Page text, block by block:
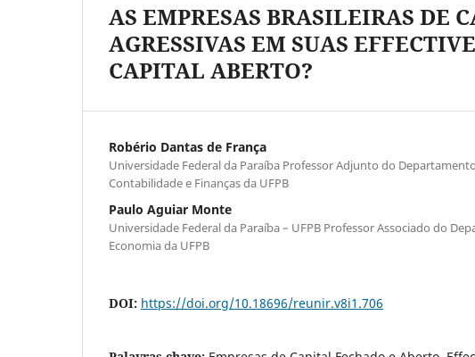
AS EMPRESAS BRASILEIRAS DE
AGRESSIVAS EM SUAS
CAPITAL ABERTO?
Robério Dantas de França
Universidade Federal da Paraíba Professor Adjunto do
Contabilidade e Finanças da UFPB
Paulo Aguiar Monte
Universidade Federal da Paraíba – UFPB Professor Associado do
Economia da UFPB
DOI: https://doi.org/10.18696/reunir.v8i1.706